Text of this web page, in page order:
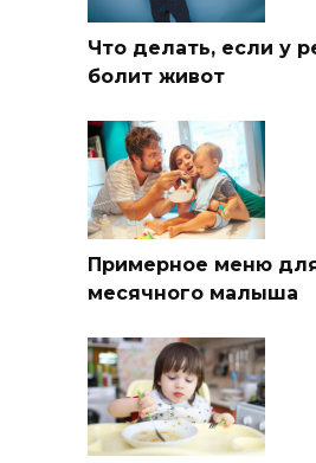
Что делать, если у
болит живот
Примерное меню
месячного малыша